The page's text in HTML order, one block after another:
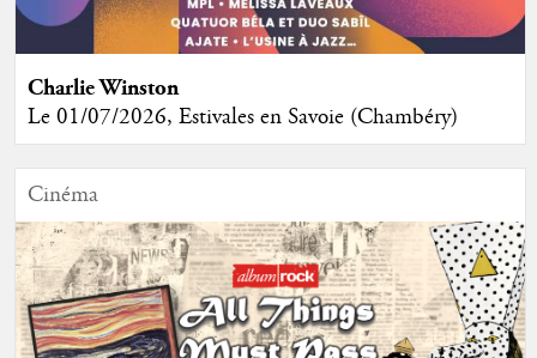
Charlie Winston
Le 01/07/2026, Estivales en Savoie (Chambéry)
Cinéma